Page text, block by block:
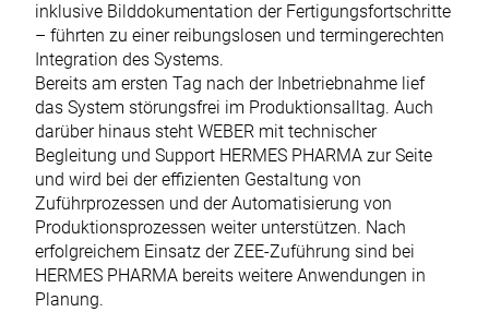
inklusive Bilddokumentation der Fertigungsfortschritte
– führten zu einer reibungslosen und termingerechten
Integration des Systems.
Bereits am ersten Tag nach der Inbetriebnahme lief
das System störungsfrei im Produktionsalltag. Auch
darüber hinaus steht WEBER mit technischer
Begleitung und Support HERMES PHARMA zur Seite
und wird bei der effizienten Gestaltung von
Zuführprozessen und der Automatisierung von
Produktionsprozessen weiter unterstützen. Nach
erfolgreichem Einsatz der ZEE-Zuführung sind bei
HERMES PHARMA bereits weitere Anwendungen in
Planung.